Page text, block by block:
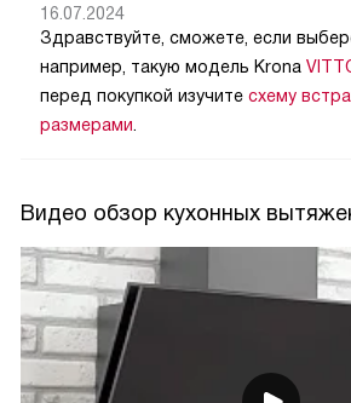
16.07.2024
Здравствуйте, сможете, если
например, такую модель Krona
перед покупкой изучите схему
размерами
Видео обзор кухонных